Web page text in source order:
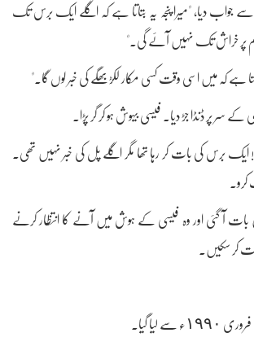
جواب دیا، "میرا پنجہ یہ بتاتا ہے کہ اگلے ایک برس تک
پر خراش تک نہیں آئے گی۔"
کہتا ہے کہ میں اسی وقت کسی مکار لکڑبھگے کی خبر لوں گا۔"
کے سر پر ڈنڈا جڑ دیا۔ فیسی بیہوش ہو کر گر پڑا۔
ایک برس کی بات کر رہا تھا مگر اگلے پل کی خبر نہیں تھی۔
بات آ گئی اور وہ فیسی کے ہوش میں آنے کا انتظار کرنے
کر سکیں۔
سے لیا گیا۔